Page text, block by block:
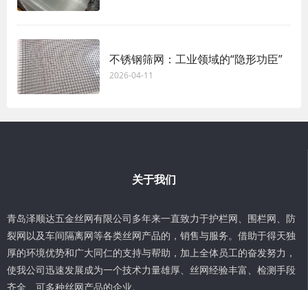
不锈钢筛网：工业领域的“隐形功臣”
2026-04-11
关于我们
青岛泽顺达五金丝网有限公司多年来一直致力于护栏网、围栏网、防
裂网以及车间隔离网等各类丝网产品的，销售与服务。借助于得天独
厚的环境优势和广大同仁的支持与帮助，加上全体员工的奋发努力，
使我公司迅速发展成为一个技术力量雄厚、丝网经验丰富、检测手段
齐全、可多种丝网产品的企业。